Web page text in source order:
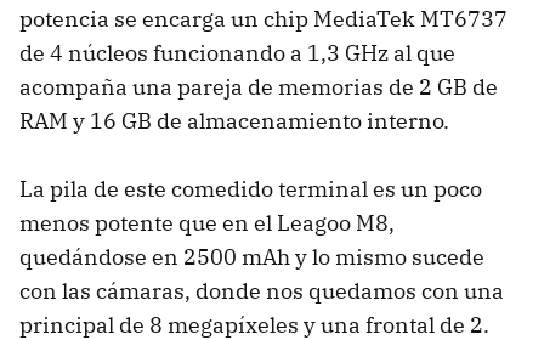
potencia se encarga un chip MediaTek MT6737
de 4 núcleos funcionando a 1,3 GHz al que
acompaña una pareja de memorias de 2 GB de
RAM y 16 GB de almacenamiento interno.
La pila de este comedido terminal es un poco
menos potente que en el Leagoo M8,
quedándose en 2500 mAh y lo mismo sucede
con las cámaras, donde nos quedamos con una
principal de 8 megapíxeles y una frontal de 2.